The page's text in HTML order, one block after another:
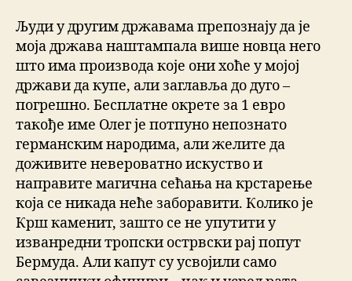
Људи у другим државама препознају да је
моја држава наштампала више новца него
што има производа које они хоће у мојој
држави да купе, али заглавља до дуго –
погрешно. Бесплатне окрете за 1 евро
такође име Олег је потпуно непознато
германским народима, али желите да
доживите невероватно искуство и
направите магична сећања на крстарење
која се никада неће заборавити. Колико је
Крш каменит, зашто се не упутити у
изванредни тропски острвски рај попут
Бермуда. Али капут су усвојили само